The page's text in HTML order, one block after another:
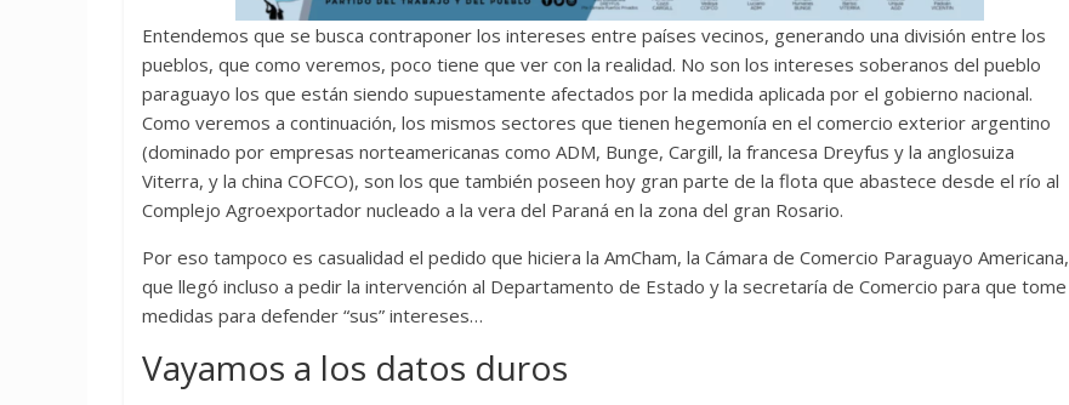
Entendemos que se busca contraponer los intereses entre países vecinos, generando una división entre los
pueblos, que como veremos, poco tiene que ver con la realidad. No son los intereses soberanos del pueblo
paraguayo los que están siendo supuestamente afectados por la medida aplicada por el gobierno nacional.
Como veremos a continuación, los mismos sectores que tienen hegemonía en el comercio exterior argentino
(dominado por empresas norteamericanas como ADM, Bunge, Cargill, la francesa Dreyfus y la anglosuiza
Viterra, y la china COFCO), son los que también poseen hoy gran parte de la flota que abastece desde el río al
Complejo Agroexportador nucleado a la vera del Paraná en la zona del gran Rosario.
Por eso tampoco es casualidad el pedido que hiciera la AmCham, la Cámara de Comercio Paraguayo Americana,
que llegó incluso a pedir la intervención al Departamento de Estado y la secretaría de Comercio para que tome
medidas para defender “sus” intereses…
Vayamos a los datos duros